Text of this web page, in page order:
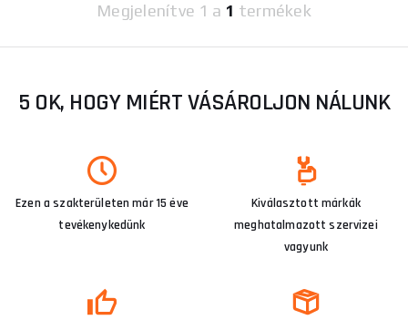
Megjelenítve 1 a 1 termékek
5 OK, HOGY MIÉRT VÁSÁROLJON NÁLUNK
Ezen a szakterületen már 15 éve
tevékenykedünk
Kiválasztott márkák
meghatalmazott szervizei
vagyunk